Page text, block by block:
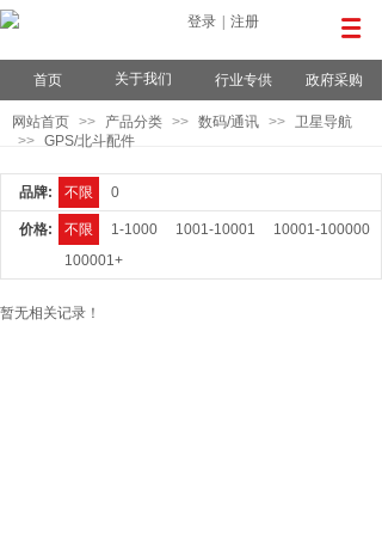
登录 注册
首页 关于我们 行业专供 政府采购
网站首页 >> 产品分类 >> 数码/通讯 >> 卫星导航
>> GPS/北斗配件
品牌: 不限 0
价格: 不限 1-1000 1001-10001
10001-100000
100001+
暂无相关记录！